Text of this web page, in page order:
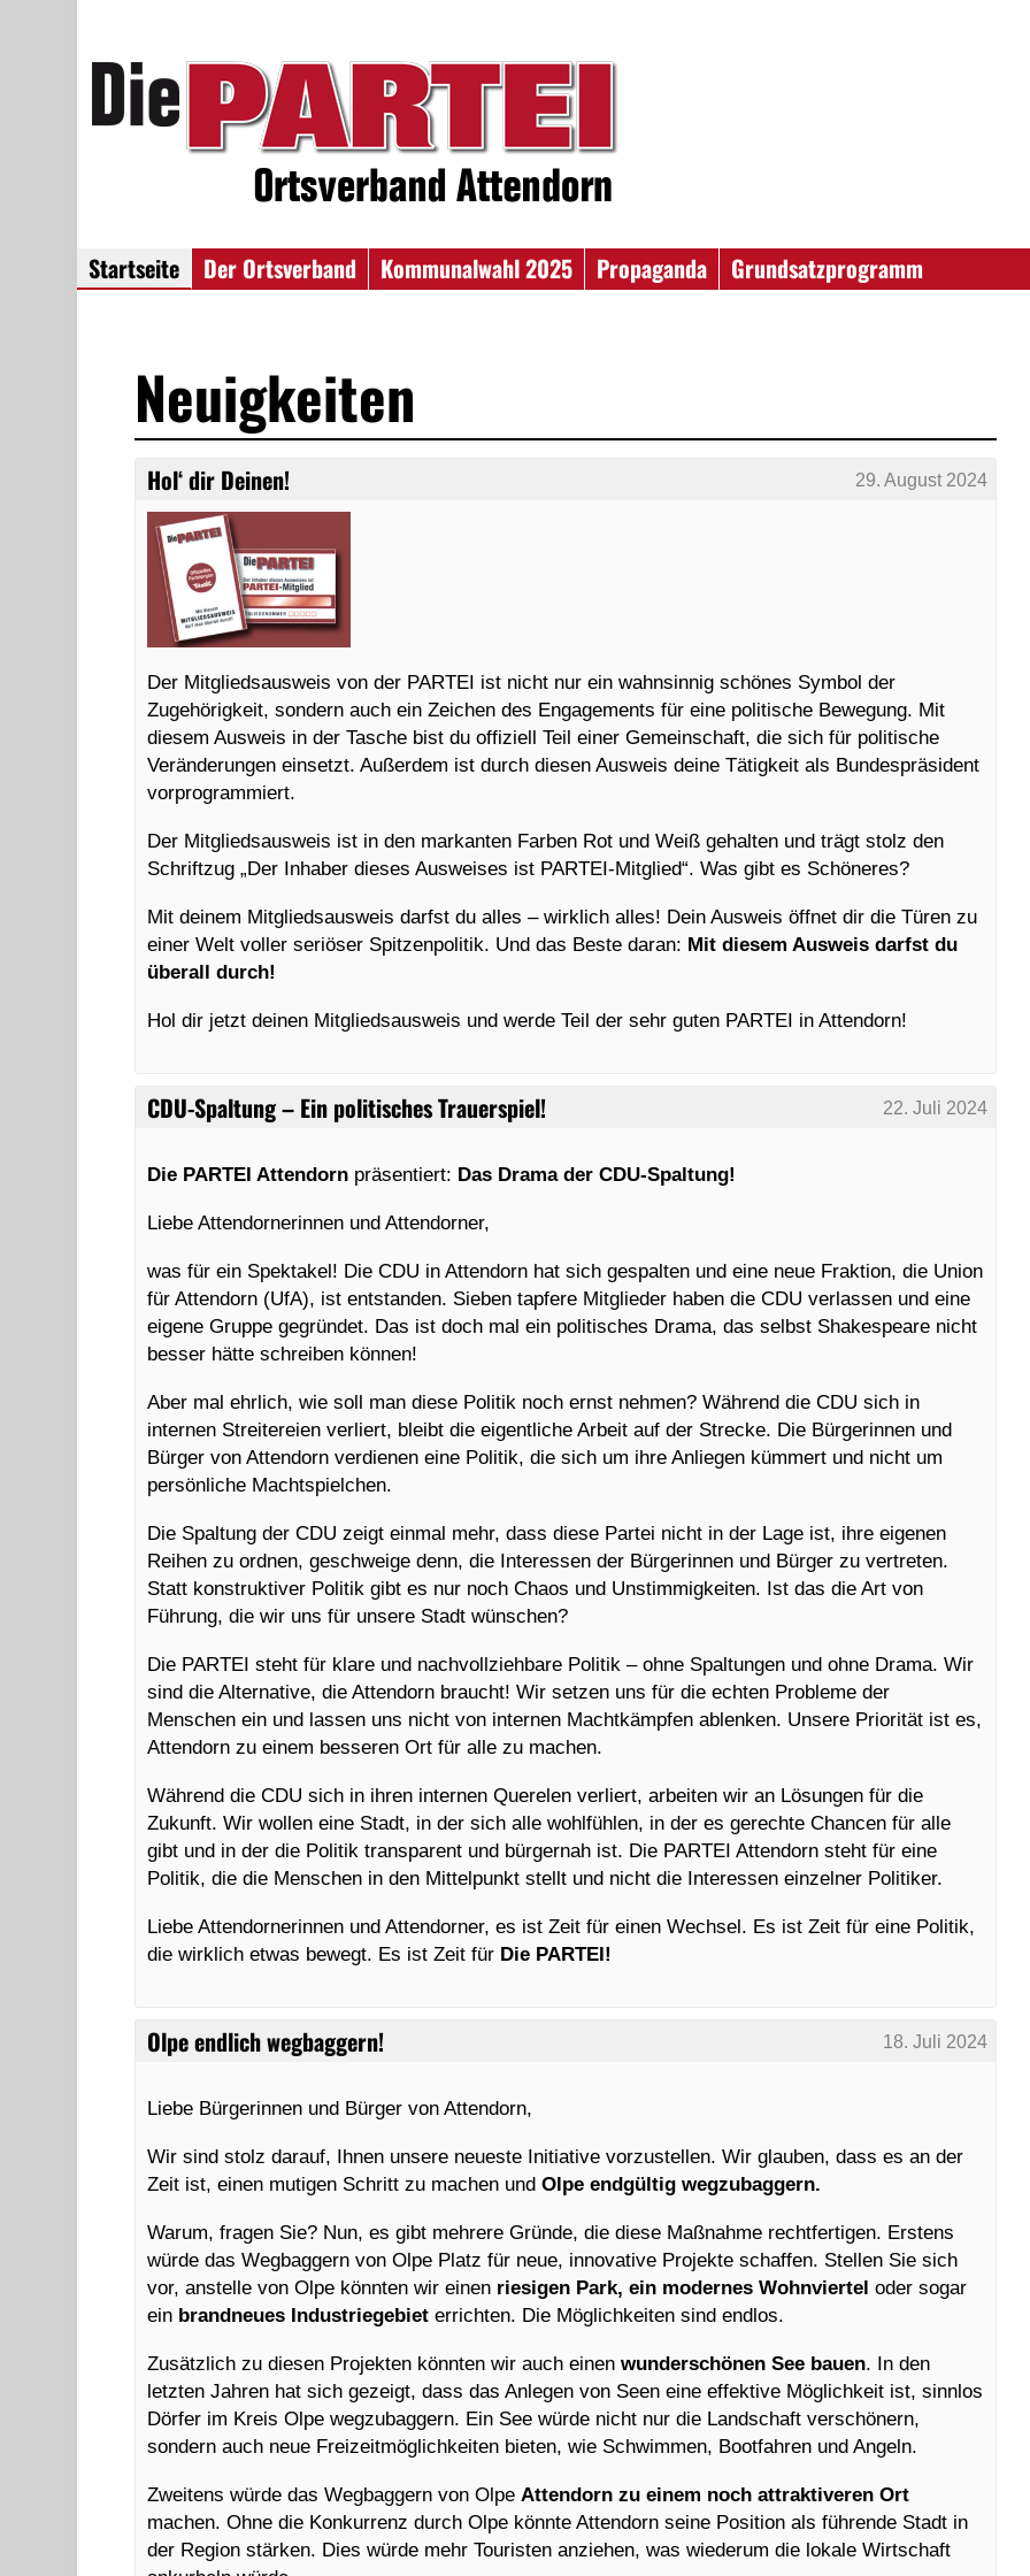
Startseite Der Ortsverband Kommunalwahl 2025 Propaganda Grundsatzprogramm
Neuigkeiten
Hol‘ dir Deinen! 29. August 2024
Der Mitgliedsausweis von der PARTEI ist nicht nur ein wahnsinnig schönes Symbol der
Zugehörigkeit, sondern auch ein Zeichen des Engagements für eine politische Bewegung. Mit
diesem Ausweis in der Tasche bist du offiziell Teil einer Gemeinschaft, die sich für politische
Veränderungen einsetzt. Außerdem ist durch diesen Ausweis deine Tätigkeit als Bundespräsident
vorprogrammiert.
Der Mitgliedsausweis ist in den markanten Farben Rot und Weiß gehalten und trägt stolz den
Schriftzug „Der Inhaber dieses Ausweises ist PARTEI-Mitglied“. Was gibt es Schöneres?
Mit deinem Mitgliedsausweis darfst du alles – wirklich alles! Dein Ausweis öffnet dir die Türen zu
einer Welt voller seriöser Spitzenpolitik. Und das Beste daran: Mit diesem Ausweis darfst du
überall durch!
Hol dir jetzt deinen Mitgliedsausweis und werde Teil der sehr guten PARTEI in Attendorn!
CDU-Spaltung – Ein politisches Trauerspiel! 22. Juli 2024
Die PARTEI Attendorn präsentiert: Das Drama der CDU-Spaltung!
Liebe Attendornerinnen und Attendorner,
was für ein Spektakel! Die CDU in Attendorn hat sich gespalten und eine neue Fraktion, die Union
für Attendorn (UfA), ist entstanden. Sieben tapfere Mitglieder haben die CDU verlassen und eine
eigene Gruppe gegründet. Das ist doch mal ein politisches Drama, das selbst Shakespeare nicht
besser hätte schreiben können!
Aber mal ehrlich, wie soll man diese Politik noch ernst nehmen? Während die CDU sich in
internen Streitereien verliert, bleibt die eigentliche Arbeit auf der Strecke. Die Bürgerinnen und
Bürger von Attendorn verdienen eine Politik, die sich um ihre Anliegen kümmert und nicht um
persönliche Machtspielchen.
Die Spaltung der CDU zeigt einmal mehr, dass diese Partei nicht in der Lage ist, ihre eigenen
Reihen zu ordnen, geschweige denn, die Interessen der Bürgerinnen und Bürger zu vertreten.
Statt konstruktiver Politik gibt es nur noch Chaos und Unstimmigkeiten. Ist das die Art von
Führung, die wir uns für unsere Stadt wünschen?
Die PARTEI steht für klare und nachvollziehbare Politik – ohne Spaltungen und ohne Drama. Wir
sind die Alternative, die Attendorn braucht! Wir setzen uns für die echten Probleme der
Menschen ein und lassen uns nicht von internen Machtkämpfen ablenken. Unsere Priorität ist es,
Attendorn zu einem besseren Ort für alle zu machen.
Während die CDU sich in ihren internen Querelen verliert, arbeiten wir an Lösungen für die
Zukunft. Wir wollen eine Stadt, in der sich alle wohlfühlen, in der es gerechte Chancen für alle
gibt und in der die Politik transparent und bürgernah ist. Die PARTEI Attendorn steht für eine
Politik, die die Menschen in den Mittelpunkt stellt und nicht die Interessen einzelner Politiker.
Liebe Attendornerinnen und Attendorner, es ist Zeit für einen Wechsel. Es ist Zeit für eine Politik,
die wirklich etwas bewegt. Es ist Zeit für Die PARTEI!
Olpe endlich wegbaggern! 18. Juli 2024
Liebe Bürgerinnen und Bürger von Attendorn,
Wir sind stolz darauf, Ihnen unsere neueste Initiative vorzustellen. Wir glauben, dass es an der
Zeit ist, einen mutigen Schritt zu machen und Olpe endgültig wegzubaggern.
Warum, fragen Sie? Nun, es gibt mehrere Gründe, die diese Maßnahme rechtfertigen. Erstens
würde das Wegbaggern von Olpe Platz für neue, innovative Projekte schaffen. Stellen Sie sich
vor, anstelle von Olpe könnten wir einen riesigen Park, ein modernes Wohnviertel oder sogar
ein brandneues Industriegebieterrichten. Die Möglichkeiten sind endlos.
Zusätzlich zu diesen Projekten könnten wir auch einenwunderschönen See bauen. In den
letzten Jahren hat sich gezeigt, dass das Anlegen von Seen eine effektive Möglichkeit ist, sinnlos
Dörfer im Kreis Olpe wegzubaggern. Ein See würde nicht nur die Landschaft verschönern,
sondern auch neue Freizeitmöglichkeiten bieten, wie Schwimmen, Bootfahren und Angeln.
Zweitens würde das Wegbaggern von OlpeAttendorn zu einem noch attraktiveren Ort
machen. Ohne die Konkurrenz durch Olpe könnte Attendorn seine Position als führende Stadt in
der Region stärken. Dies würde mehr Touristen anziehen, was wiederum die lokale Wirtschaft